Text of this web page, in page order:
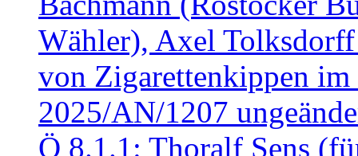
Wähler), Axel
von Zigarettenkippen
2025/AN/1207
Ö 8.1.1: Thoralf Sens